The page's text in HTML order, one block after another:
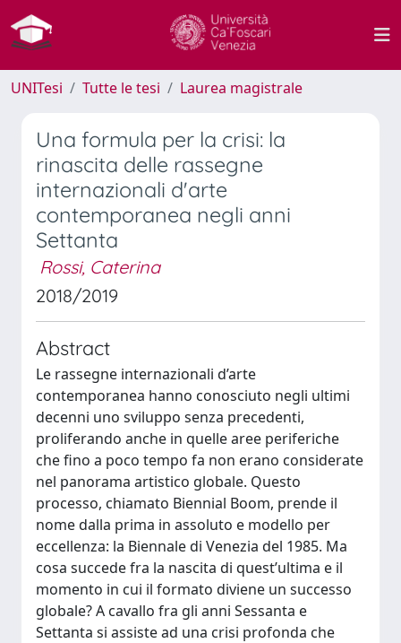
UNITesi Tutte le tesi Laurea magistrale
Una formula per la crisi: la
rinascita delle rassegne
internazionali d'arte
contemporanea negli anni
Settanta
Rossi, Caterina
2018/2019
Abstract
Le rassegne internazionali d’arte
contemporanea hanno conosciuto negli ultimi
decenni uno sviluppo senza precedenti,
proliferando anche in quelle aree periferiche
che fino a poco tempo fa non erano considerate
nel panorama artistico globale. Questo
processo, chiamato Biennial Boom, prende il
nome dalla prima in assoluto e modello per
eccellenza: la Biennale di Venezia del 1985. Ma
cosa succede fra la nascita di quest’ultima e il
momento in cui il formato diviene un successo
globale? A cavallo fra gli anni Sessanta e
Settanta si assiste ad una crisi profonda che